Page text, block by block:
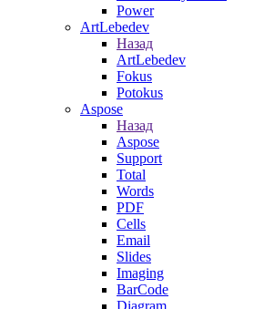
Power
ArtLebedev
Назад
ArtLebedev
Fokus
Potokus
Aspose
Назад
Aspose
Support
Total
Words
PDF
Cells
Email
Slides
Imaging
BarCode
Diagram